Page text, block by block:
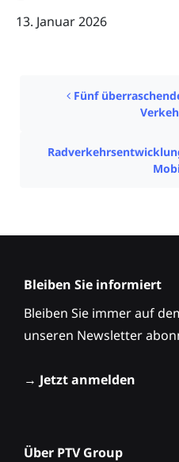
13. Januar 2026
Fünf
Bleiben Sie informiert
Bleiben Sie immer auf
unseren Newsletter
→ Jetzt anmelden
Über PTV Group